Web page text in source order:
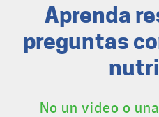
Aprenda
preguntas
No un video o